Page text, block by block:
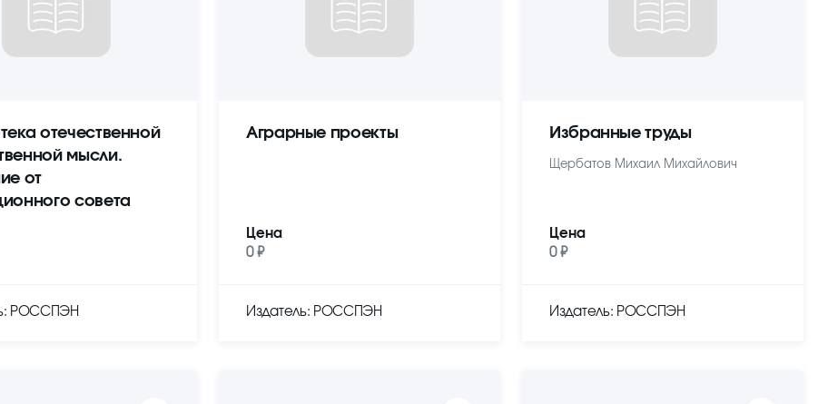
отечественной
мысли.
от
совета
РОССПЭН
Аграрные проекты
Цена
0 ₽
Издатель: РОССПЭН
Избранные труды
Щербатов Михаил Михайлович
Цена
0 ₽
Издатель: РОССПЭН